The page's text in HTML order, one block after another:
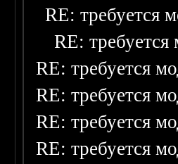
RE: требуется
RE: требуется
RE: требуется
RE: требуется
RE: требуется
RE: требуется